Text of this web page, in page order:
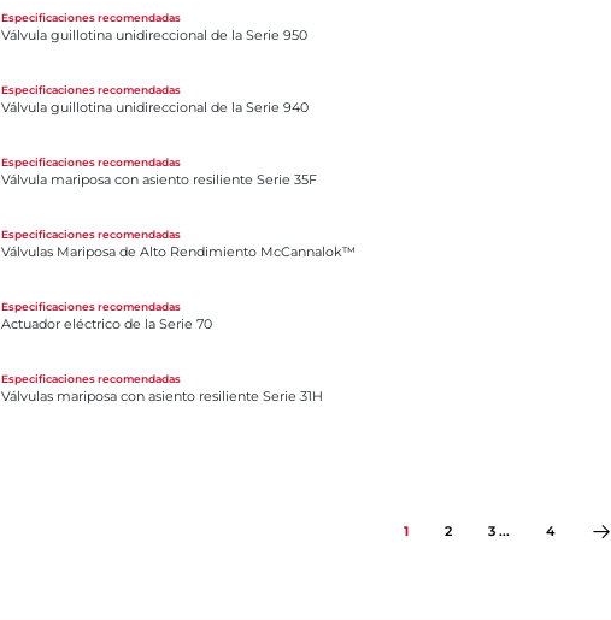
Especificaciones recomendadas
Válvula guillotina unidireccional de la Serie 950
Especificaciones recomendadas
Válvula guillotina unidireccional de la Serie 940
Especificaciones recomendadas
Válvula mariposa con asiento resiliente Serie 35F
Especificaciones recomendadas
Válvulas Mariposa de Alto Rendimiento McCannalok™
Especificaciones recomendadas
Actuador eléctrico de la Serie 70
Especificaciones recomendadas
Válvulas mariposa con asiento resiliente Serie 31H
1 2 3 ... 4